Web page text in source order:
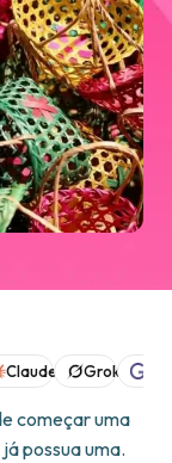
Claude Grok
começar uma
possua uma.